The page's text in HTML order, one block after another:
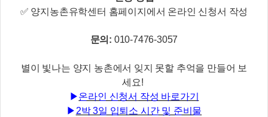
✅ 양지농촌유학센터 홈페이지에서 온라인 신청서 작성
문의: 010-7476-3057
별이 빛나는 양지 농촌에서 잊지 못할 추억을 만들어 보
세요!
▶온라인 신청서 작성 바로가기
▶ 2박 3일 입퇴소 시간 및 준비물